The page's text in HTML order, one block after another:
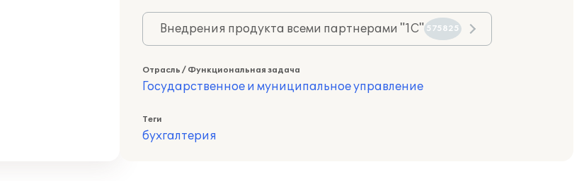
Внедрения продукта всеми партнерами "1С" 575825
Отрасль / Функциональная задача
Государственное и муниципальное управление
Теги
бухгалтерия